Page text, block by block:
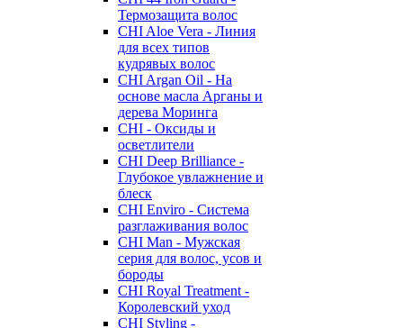
Термозащита волос
CHI Aloe Vera - Линия
для всех типов
кудрявых волос
CHI Argan Oil - На
основе масла Арганы и
дерева Моринга
CHI - Оксиды и
осветлители
CHI Deep Brilliance -
Глубокое увлажнение и
блеск
CHI Enviro - Система
разглаживания волос
CHI Man - Мужская
серия для волос, усов и
бороды
CHI Royal Treatment -
Королевский уход
CHI Styling -